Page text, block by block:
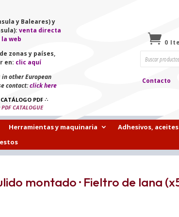
y Baleares) y
venta directa
la web
zonas y países,
en: clic aquí
in other European
contact:click here
PDF ∴
CATALOGUE
 0
Búsqueda
de
productos
Contacto
Herramientas y maquinaria
Adhesivos,
montado · Fieltro de lana